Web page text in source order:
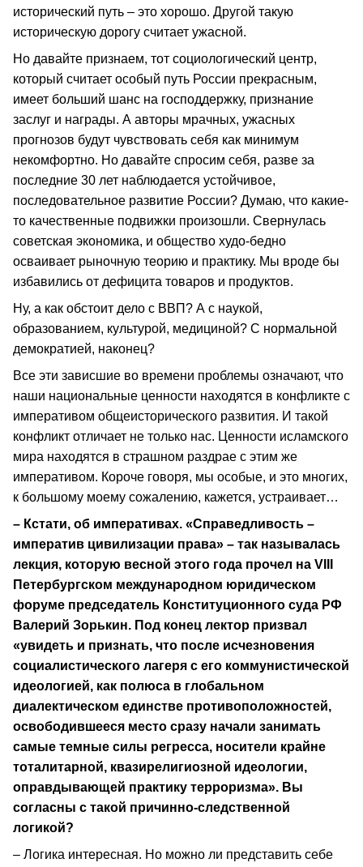
исторический путь – это хорошо. Другой такую
историческую дорогу считает ужасной.
Но давайте признаем, тот социологический центр,
который считает особый путь России прекрасным,
имеет больший шанс на господдержку, признание
заслуг и награды. А авторы мрачных, ужасных
прогнозов будут чувствовать себя как минимум
некомфортно. Но давайте спросим себя, разве за
последние 30 лет наблюдается устойчивое,
последовательное развитие России? Думаю, что какие-
то качественные подвижки произошли. Свернулась
советская экономика, и общество худо-бедно
осваивает рыночную теорию и практику. Мы вроде бы
избавились от дефицита товаров и продуктов.
Ну, а как обстоит дело с ВВП? А с наукой,
образованием, культурой, медициной? С нормальной
демократией, наконец?
Все эти зависшие во времени проблемы означают, что
наши национальные ценности находятся в конфликте с
императивом общеисторического развития. И такой
конфликт отличает не только нас. Ценности исламского
мира находятся в страшном раздрае с этим же
императивом. Короче говоря, мы особые, и это многих,
к большому моему сожалению, кажется, устраивает…
– Кстати, об императивах. «Справедливость –
императив цивилизации права» – так называлась
лекция, которую весной этого года прочел на VIII
Петербургском международном юридическом
форуме председатель Конституционного суда РФ
Валерий Зорькин. Под конец лектор призвал
«увидеть и признать, что после исчезновения
социалистического лагеря с его коммунистической
идеологией, как полюса в глобальном
диалектическом единстве противоположностей,
освободившееся место сразу начали занимать
самые темные силы регресса, носители крайне
тоталитарной, квазирелигиозной идеологии,
оправдывающей практику терроризма». Вы
согласны с такой причинно-следственной
логикой?
– Логика интересная. Но можно ли представить себе